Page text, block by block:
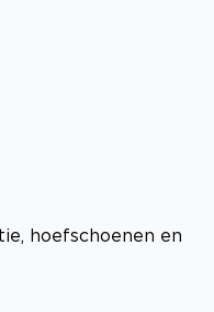
hoefschoenen en